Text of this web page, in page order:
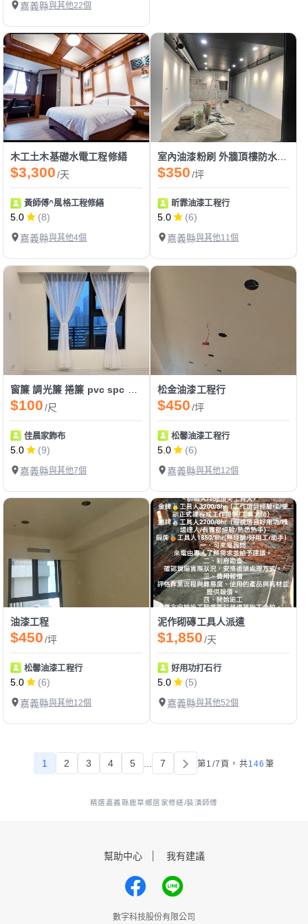
嘉義縣與其他22個
木工土木基礎水電工程修繕
$3,300/天
黃師傅^風格工程修繕
5.0
(8)
嘉義縣與其他4個
室內油漆粉刷 外牆頂樓防水施作
$350/坪
昕霏油漆工程行
5.0
(6)
嘉義縣與其他11個
$100/尺
佳晨家飾布
5.0
(9)
嘉義縣與其他7個
松金油漆工程行
$450/坪
松馨油漆工程行
5.0
(6)
嘉義縣與其他12個
油漆工程
$450/坪
松馨油漆工程行
5.0
(6)
嘉義縣與其他12個
泥作砌磚工具人派遣
$1,850/天
好用功打石行
5.0
(5)
嘉義縣與其他52個
1 2 3 4 5 7 第1/7頁， 共146 筆
精選嘉義縣鹿草鄉居家修繕/裝潢師傅
幫助中心 我有建議
數字科技股份有限公司